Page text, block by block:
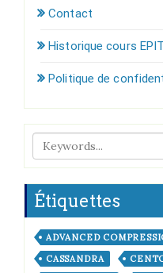
Contact
Historique cours
Politique de
Étiquettes
ADVANCED
CASSANDRA